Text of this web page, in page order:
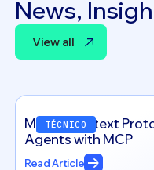
News,
View all
TÉCNICO
Model Context
Agents with MCP
Read Article